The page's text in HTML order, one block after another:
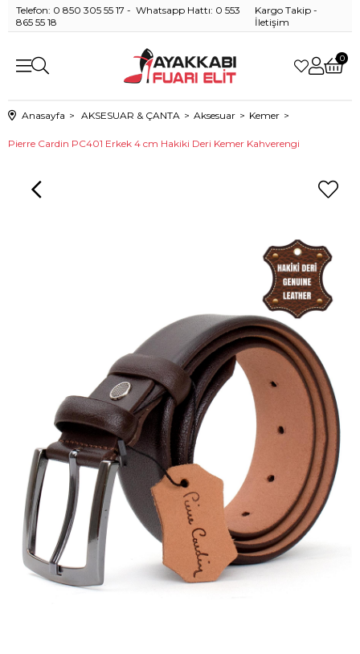
Telefon: 0 850 305 55 17 - Whatsapp Hattı: 0 553
865 55 18
Kargo Takip -
İletişim
0
Anasayfa AKSESUAR & ÇANTA Aksesuar Kemer
Pierre Cardin PC401 Erkek 4 cm Hakiki Deri Kemer Kahverengi